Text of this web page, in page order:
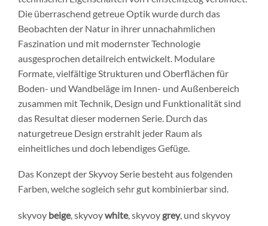
Die überraschend getreue Optik wurde durch das
Beobachten der Natur in ihrer unnachahmlichen
Faszination und mit modernster Technologie
ausgesprochen detailreich entwickelt. Modulare
Formate, vielfältige Strukturen und Oberflächen für
Boden- und Wandbeläge im Innen- und Außenbereich
zusammen mit Technik, Design und Funktionalität sind
das Resultat dieser modernen Serie. Durch das
naturgetreue Design erstrahlt jeder Raum als
einheitliches und doch lebendiges Gefüge.
Das Konzept der Skyvoy Serie besteht aus folgenden
Farben, welche sogleich sehr gut kombinierbar sind.
skyvoy beige, skyvoywhite, skyvoy grey, und skyvoy